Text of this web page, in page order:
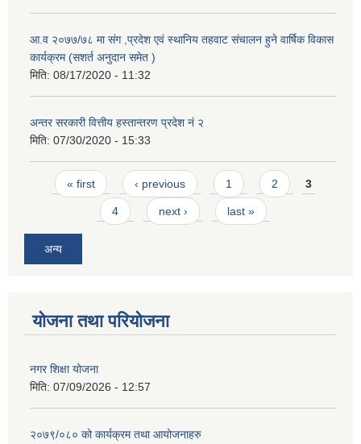
आ.व २०७७/७८ मा संग ,प्रदेश एवं स्थानिय तहवाट संचालन हुने वार्षिक विकास
कार्यक्रम (सशर्त अनुदान समेत )
मिति: 08/17/2020 - 11:32
अन्तर सरकारी वित्तीय हस्तान्तरण प्रदेश नं २
मिति: 07/30/2020 - 15:33
Pages
« first ‹ previous 1 2 3
4 next › last »
अन्य
योजना तथा परियोजना
नगर शिक्षा योजना
मिति: 07/09/2026 - 12:57
२०७९/०८० को कार्यक्रम तथा आयोजनाहरु